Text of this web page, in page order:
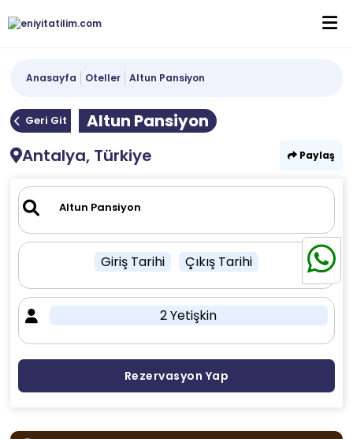
Anasayfa Oteller Altun Pansiyon
Geri Git
Altun Pansiyon
Antalya, Türkiye
Paylaş
Giriş Tarihi Çıkış Tarihi
2 Yetişkin
Rezervasyon Yap